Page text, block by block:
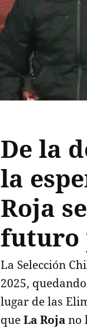
De la
la
Roja
futuro
La Selección
2025,
lugar de las
queLa Rojano